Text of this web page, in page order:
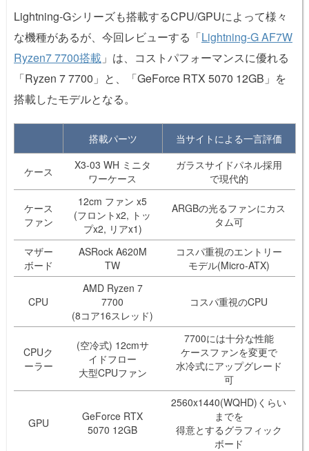
Lightning-Gシリーズも搭載するCPU/GPUによって様々
な機種があるが、今回レビューする「Lightning-G AF7W
Ryzen7 7700搭載 」は、コストパフォーマンスに優れる
「Ryzen 7 7700」と、「GeForce RTX 5070 12GB」を
搭載したモデルとなる。
搭載パーツ 当サイトによる一言評価
ケース
X3-03 WH ミニタ
ワーケース
ガラスサイドパネル採用
で現代的
ケース
ファン
12cm ファン x5
(フロントx2, トッ
プx2, リアx1)
ARGBの光るファンにカス
タム可
マザー
ボード
ASRock A620M
TW
コスパ重視のエントリー
モデル(Micro-ATX)
CPU
AMD Ryzen 7
7700
(8コア16スレッド)
コスパ重視のCPU
CPUク
ーラー
(空冷式) 12cmサ
イドフロー
大型CPUファン
7700には十分な性能
ケースファンを変更で
水冷式にアップグレード
可
GPU
GeForce RTX
5070 12GB
2560x1440(WQHD)くらい
までを
得意とするグラフィック
ボード